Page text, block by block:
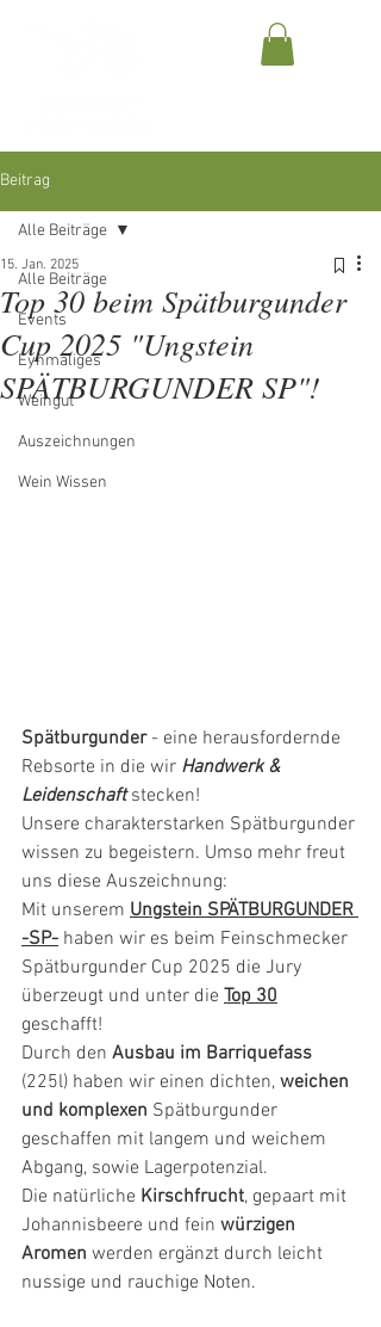
Beitrag
Alle Beiträge
Events
Eynmaliges
Weingut
Auszeichnungen
Wein Wissen
Alle Beiträge
Top 30 beim Spätburgunder
Cup 2025 "Ungstein
SPÄTBURGUNDER SP"!
15. Jan. 2025
Spätburgunder - eine herausfordernde
Rebsorte in die wir Handwerk &
Leidenschaft stecken!
Unsere charakterstarken Spätburgunder
wissen zu begeistern. Umso mehr freut
uns diese Auszeichnung:
Mit unserem Ungstein SPÄTBURGUNDER
-SP- haben wir es beim Feinschmecker
Spätburgunder Cup 2025 die Jury
überzeugt und unter die Top 30
geschafft!
Durch den Ausbau im Barriquefass
(225l) haben wir einen dichten, weichen
und komplexen Spätburgunder
geschaffen mit langem und weichem
Abgang, sowie Lagerpotenzial.
Die natürliche Kirschfrucht, gepaart mit
Johannisbeere und fein würzigen
Aromen werden ergänzt durch leicht
nussige und rauchige Noten.